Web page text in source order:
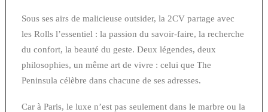
Sous ses airs de malicieuse outsider, la 2CV partage avec
les Rolls l’essentiel : la passion du savoir-faire, la recherche
du confort, la beauté du geste. Deux légendes, deux
philosophies, un même art de vivre : celui que The
Peninsula célèbre dans chacune de ses adresses.
Car à Paris, le luxe n’est pas seulement dans le marbre ou la